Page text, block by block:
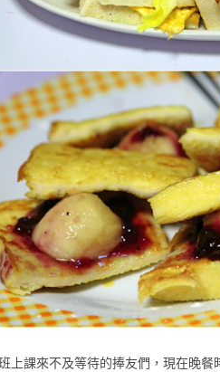
課來不及等待的捧友們，現在晚餐